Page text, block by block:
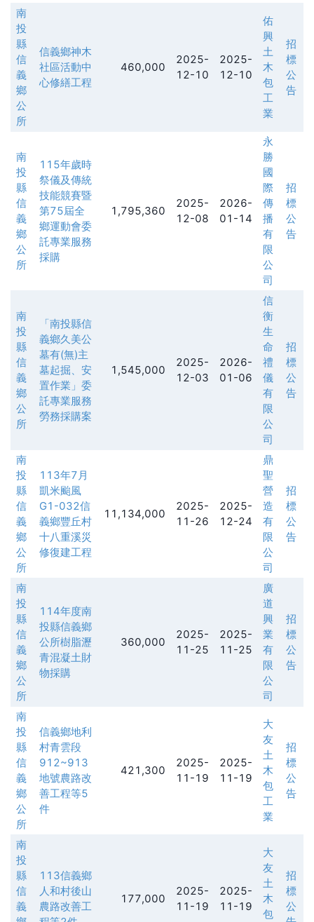
南
投
縣
信
義
鄉
公
所
信義鄉神木
社區活動中
心修繕工程
460,000
2025-
12-10
2025-
12-10
佑
興
土
木
包
工
業
招
標
公
告
南
投
縣
信
義
鄉
公
所
115年歲時
祭儀及傳統
技能競賽暨
第75屆全
鄉運動會委
託專業服務
採購
1,795,360
2025-
12-08
2026-
01-14
永
勝
國
際
傳
播
有
限
公
司
招
標
公
告
南
投
縣
信
義
鄉
公
所
「南投縣信
義鄉久美公
墓有(無)主
墓起掘、安
置作業」委
託專業服務
勞務採購案
1,545,000
2025-
12-03
2026-
01-06
信
衡
生
命
禮
儀
有
限
公
司
招
標
公
告
南
投
縣
信
義
鄉
公
所
113年7月
凱米颱風
G1-032信
義鄉豐丘村
十八重溪災
修復建工程
11,134,000
2025-
11-26
2025-
12-24
鼎
聖
營
造
有
限
公
司
招
標
公
告
南
投
縣
信
義
鄉
公
所
114年度南
投縣信義鄉
公所樹脂瀝
青混凝土財
物採購
360,000
2025-
11-25
2025-
11-25
廣
道
興
業
有
限
公
司
招
標
公
告
南
投
縣
信
義
鄉
公
所
信義鄉地利
村青雲段
912~913
地號農路改
善工程等5
件
421,300
2025-
11-19
2025-
11-19
大
友
土
木
包
工
業
招
標
公
告
南
投
縣
信
義
113信義鄉
人和村後山
農路改善工
177,000
2025-
11-19
2025-
11-19
大
友
土
木
包
招
標
公